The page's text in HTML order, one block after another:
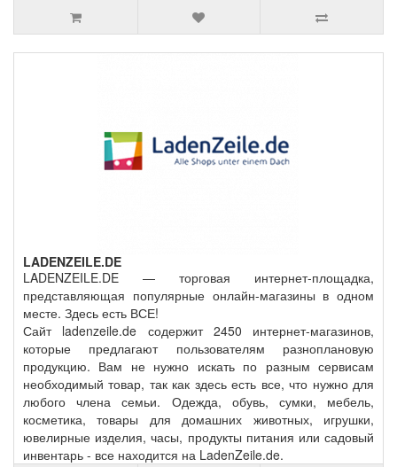
LADENZEILE.DE
LADENZEILE.DE — торговая интернет-площадка,
представляющая популярные онлайн-магазины в одном
месте. Здесь есть ВСЕ!
Сайт ladenzeile.de содержит 2450 интернет-магазинов,
которые предлагают пользователям разноплановую
продукцию. Вам не нужно искать по разным сервисам
необходимый товар, так как здесь есть все, что нужно для
любого члена семьи. Одежда, обувь, сумки, мебель,
косметика, товары для домашних животных, игрушки,
ювелирные изделия, часы, продукты питания или садовый
инвентарь - все находится на LadenZeile.de.